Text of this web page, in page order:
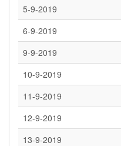
5-9-2019
6-9-2019
9-9-2019
10-9-2019
11-9-2019
12-9-2019
13-9-2019